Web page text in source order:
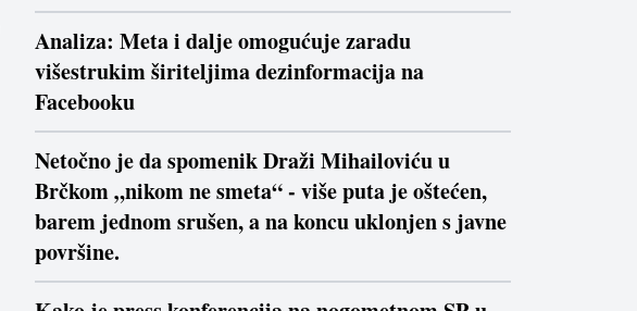
Analiza: Meta i dalje omogućuje zaradu
višestrukim širiteljima dezinformacija na
Facebooku
Netočno je da spomenik Draži Mihailoviću u
Brčkom „nikom ne smeta“ - više puta je oštećen,
barem jednom srušen, a na koncu uklonjen s javne
površine.